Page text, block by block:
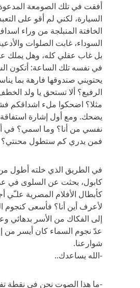
أفقت في تلك الصومعة
السيارة، لكني لم أقو على
الخافتة المنبلجة من وراء
السوداء، غابت الصلوات
بل غاب عقلي كله، وهل يملك
في نفسه تلك الساعة: أتكون
يحتويني صندوقها فارهة بما
الرفيع؟ ألا تستحق يا ولد
مثلا؟ اضحكوا ملء اشداقكم
يضحك. ومع أول إشارة
نفسي من أنا؟ وما اسمي؟ في
فمن يدري كم ستطول محنتي؟
في الطريق الذي خلته أطول
كابول، بحثت عن السلوى في
كأبطال الأفلام المصرية علـّي
لأعرف أين أنا؟ فأسعى كنجوم
إلى الفكاك من الأسر بدهائي
عدّ نجوم السماء كان أيسر
شوارعنا.
-الله يساعدك..
-ما هذا الصوت نحن في نقطة